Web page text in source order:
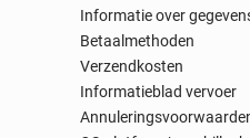
Informatie over
Betaalmethoden
Verzendkosten
Informatieblad vervoer